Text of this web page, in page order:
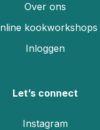
Over ons
kookworkshops
Inloggen
Let’s connect
Instagram